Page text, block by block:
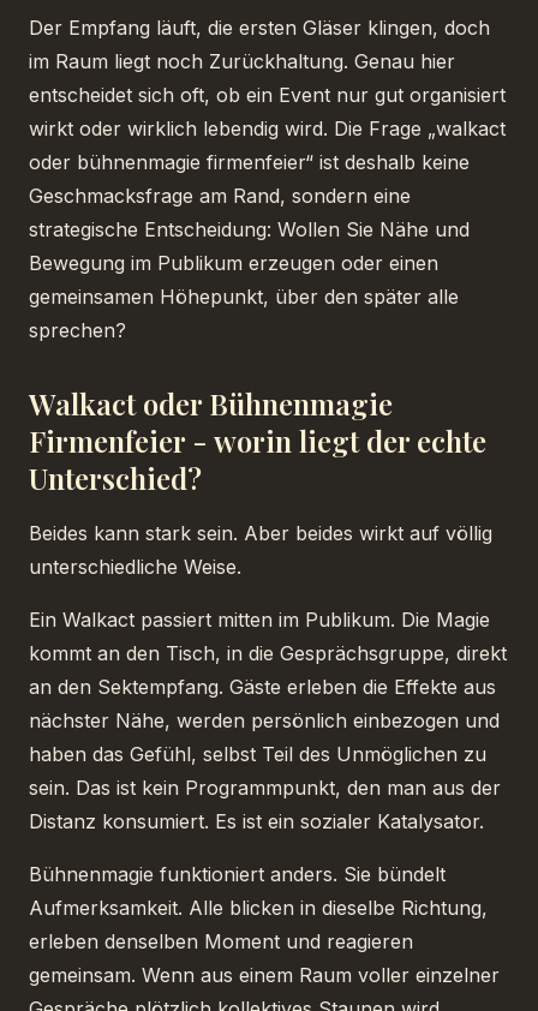
Der Empfang läuft, die ersten Gläser klingen, doch
im Raum liegt noch Zurückhaltung. Genau hier
entscheidet sich oft, ob ein Event nur gut organisiert
wirkt oder wirklich lebendig wird. Die Frage „walkact
oder bühnenmagie firmenfeier“ ist deshalb keine
Geschmacksfrage am Rand, sondern eine
strategische Entscheidung: Wollen Sie Nähe und
Bewegung im Publikum erzeugen oder einen
gemeinsamen Höhepunkt, über den später alle
sprechen?
Walkact oder Bühnenmagie
Firmenfeier - worin liegt der echte
Unterschied?
Beides kann stark sein. Aber beides wirkt auf völlig
unterschiedliche Weise.
Ein Walkact passiert mitten im Publikum. Die Magie
kommt an den Tisch, in die Gesprächsgruppe, direkt
an den Sektempfang. Gäste erleben die Effekte aus
nächster Nähe, werden persönlich einbezogen und
haben das Gefühl, selbst Teil des Unmöglichen zu
sein. Das ist kein Programmpunkt, den man aus der
Distanz konsumiert. Es ist ein sozialer Katalysator.
Bühnenmagie funktioniert anders. Sie bündelt
Aufmerksamkeit. Alle blicken in dieselbe Richtung,
erleben denselben Moment und reagieren
gemeinsam. Wenn aus einem Raum voller einzelner